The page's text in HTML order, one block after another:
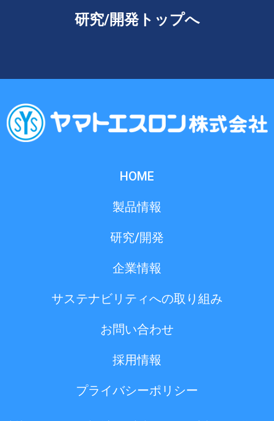
研究/開発トップへ
HOME
製品情報
研究/開発
企業情報
サステナビリティへの取り組み
お問い合わせ
採用情報
プライバシーポリシー